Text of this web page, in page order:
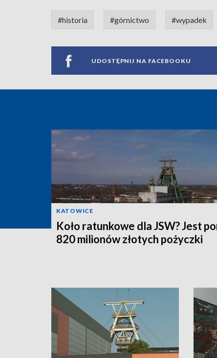
#historia #górnictwo #wypadek
UDOSTĘPNIJ NA FACEBOOKU
KATOWICE
Koło ratunkowe dla JSW? Jest
820 milionów złotych pożyczki